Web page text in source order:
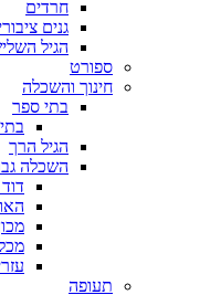
גנים ציבוריים
הגיל השלישי
חינוך והשכלה
בתי ספר
בתי ספר
הגיל הרך
השכלה גבוהה
דוד ילין
מכון לב
מכללת הדסה
עזריאלי